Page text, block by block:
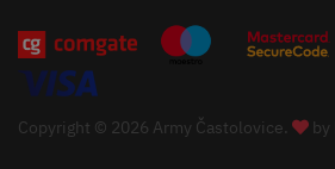
Copyright © 2026 Army Častolovice. by